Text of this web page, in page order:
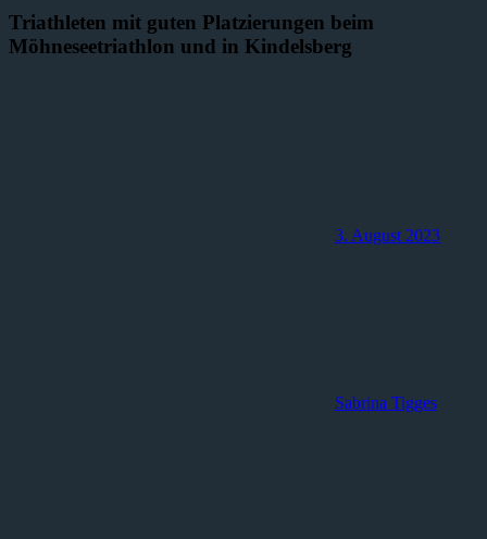
Triathleten mit guten Platzierungen beim
Möhneseetriathlon und in Kindelsberg
3. August 2023
Sabrina Tigges